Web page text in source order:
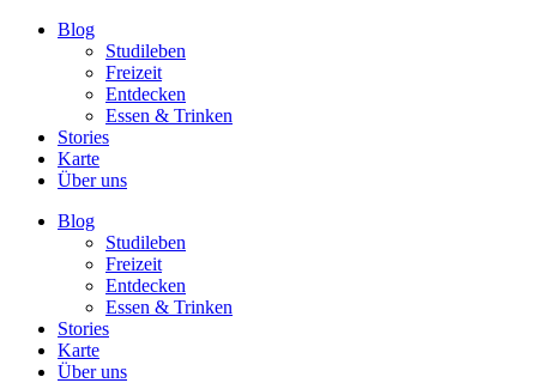
Zum
Blog
Studileben
Freizeit
Entdecken
Essen & Trinken
Stories
Karte
Über uns
Blog
Studileben
Freizeit
Entdecken
Essen & Trinken
Stories
Karte
Über uns